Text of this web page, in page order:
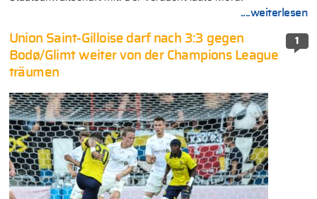
....weiterlesen
1
Union Saint-Gilloise darf nach 3:3 gegen
Bodø/Glimt weiter von der Champions League
träumen